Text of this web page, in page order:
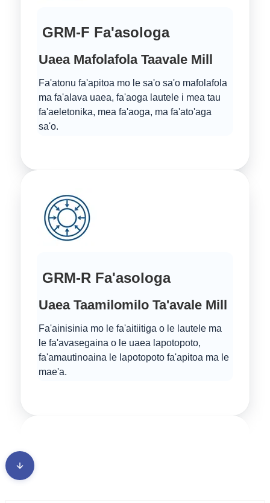
GRM-F Fa'asologa
Uaea Mafolafola Taavale Mill
Fa'atonu fa'apitoa mo le sa'o sa'o mafolafola
ma fa'alava uaea, fa'aoga lautele i mea tau
fa'aeletonika, mea fa'aoga, ma fa'ato'aga
sa'o.
GRM-R Fa'asologa
Uaea Taamilomilo Ta'avale Mill
Fa'ainisinia mo le fa'aitiitiga o le lautele ma
le fa'avasegaina o le uaea lapotopoto,
fa'amautinoaina le lapotopoto fa'apitoa ma le
mae'a.